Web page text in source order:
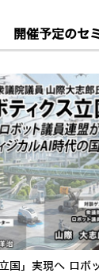
開催予定のセ
国」実現へ ロボ